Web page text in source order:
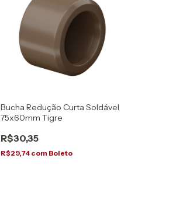
Bucha Redução Curta Soldável
75x60mm Tigre
R$30,35
R$29,74 com Boleto